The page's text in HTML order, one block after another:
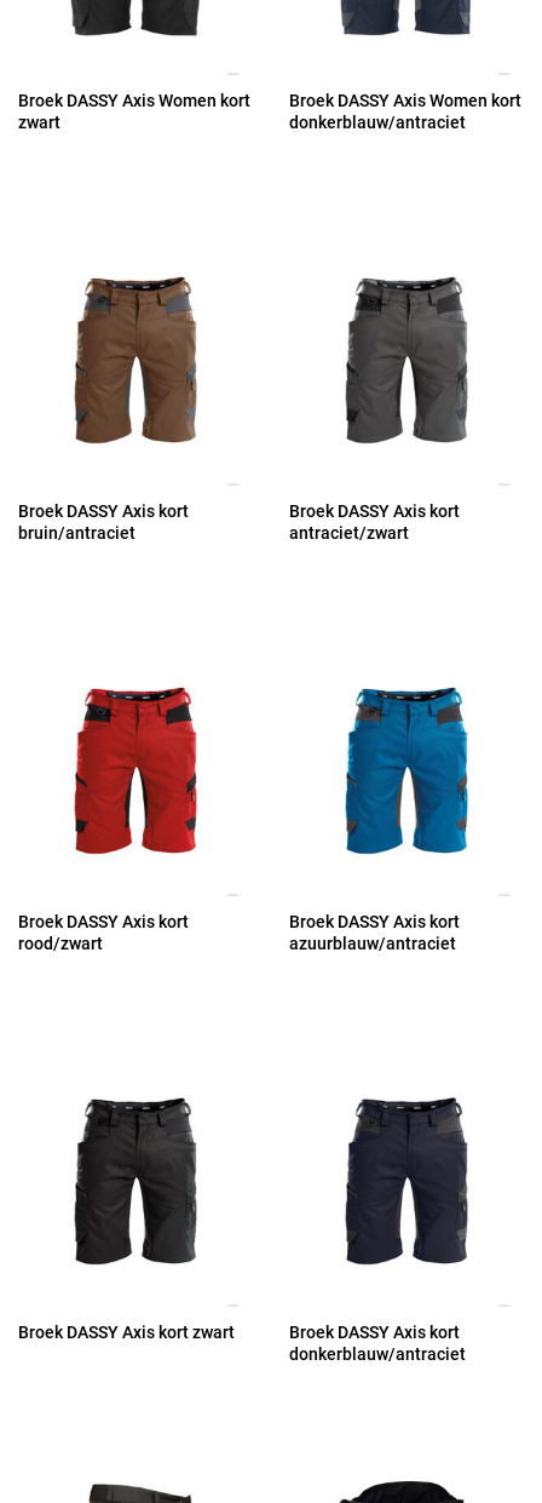
Broek DASSY Axis Women kort
zwart
Broek DASSY Axis Women kort
donkerblauw/antraciet
Broek DASSY Axis kort
bruin/antraciet
Broek DASSY Axis kort
antraciet/zwart
Broek DASSY Axis kort
rood/zwart
Broek DASSY Axis kort
azuurblauw/antraciet
Broek DASSY Axis kort zwart
Broek DASSY Axis kort
donkerblauw/antraciet